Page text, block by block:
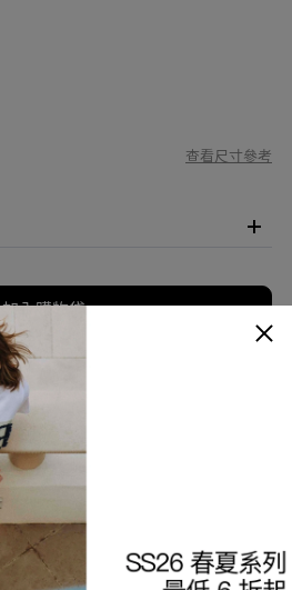
查看尺寸參考
加入購物袋
加入願望清單